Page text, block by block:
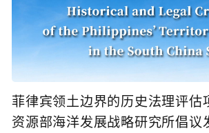
菲律宾领土边界的历史法理评估
资源部海洋发展战略研究所倡议